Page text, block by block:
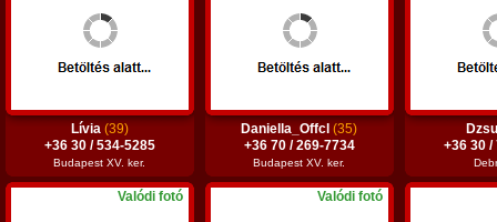
Lívia (39)
+36 30 / 534-5285
Budapest XV. ker.
Daniella_Offcl(35)
+36 70 / 269-7734
Budapest XV. ker.
+36 30 /
Valódi fotó Valódi fotó